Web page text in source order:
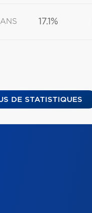
17.1%
DE STATISTIQUES